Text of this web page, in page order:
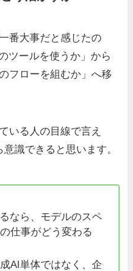
番大事だと感じたの
ツールを使うか」から
フローを組むか」へ移
いる人の目線で言え
識できると思います。
なら、モデルのスペ
仕事がどう変わる
AI単体ではなく、企